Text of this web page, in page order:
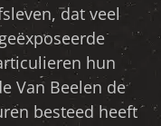
dat veel
hun
Van Beelen de
besteed heeft